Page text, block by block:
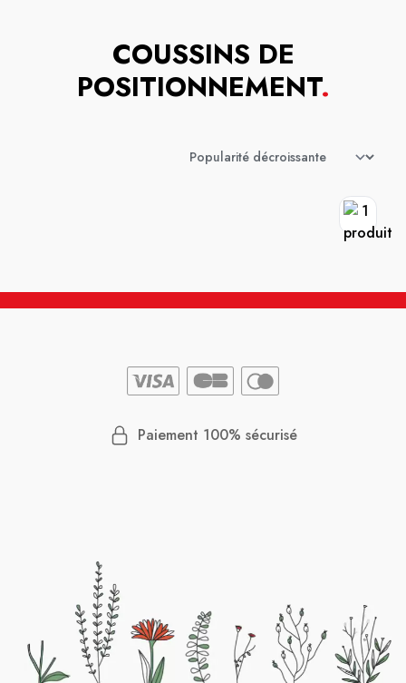
COUSSINS DE
POSITIONNEMENT.
Paiement 100% sécurisé